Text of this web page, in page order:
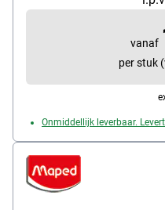
vanaf
per stuk
Onmiddellijk leverbaar.